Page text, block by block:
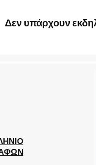
Δεν υπάρχουν